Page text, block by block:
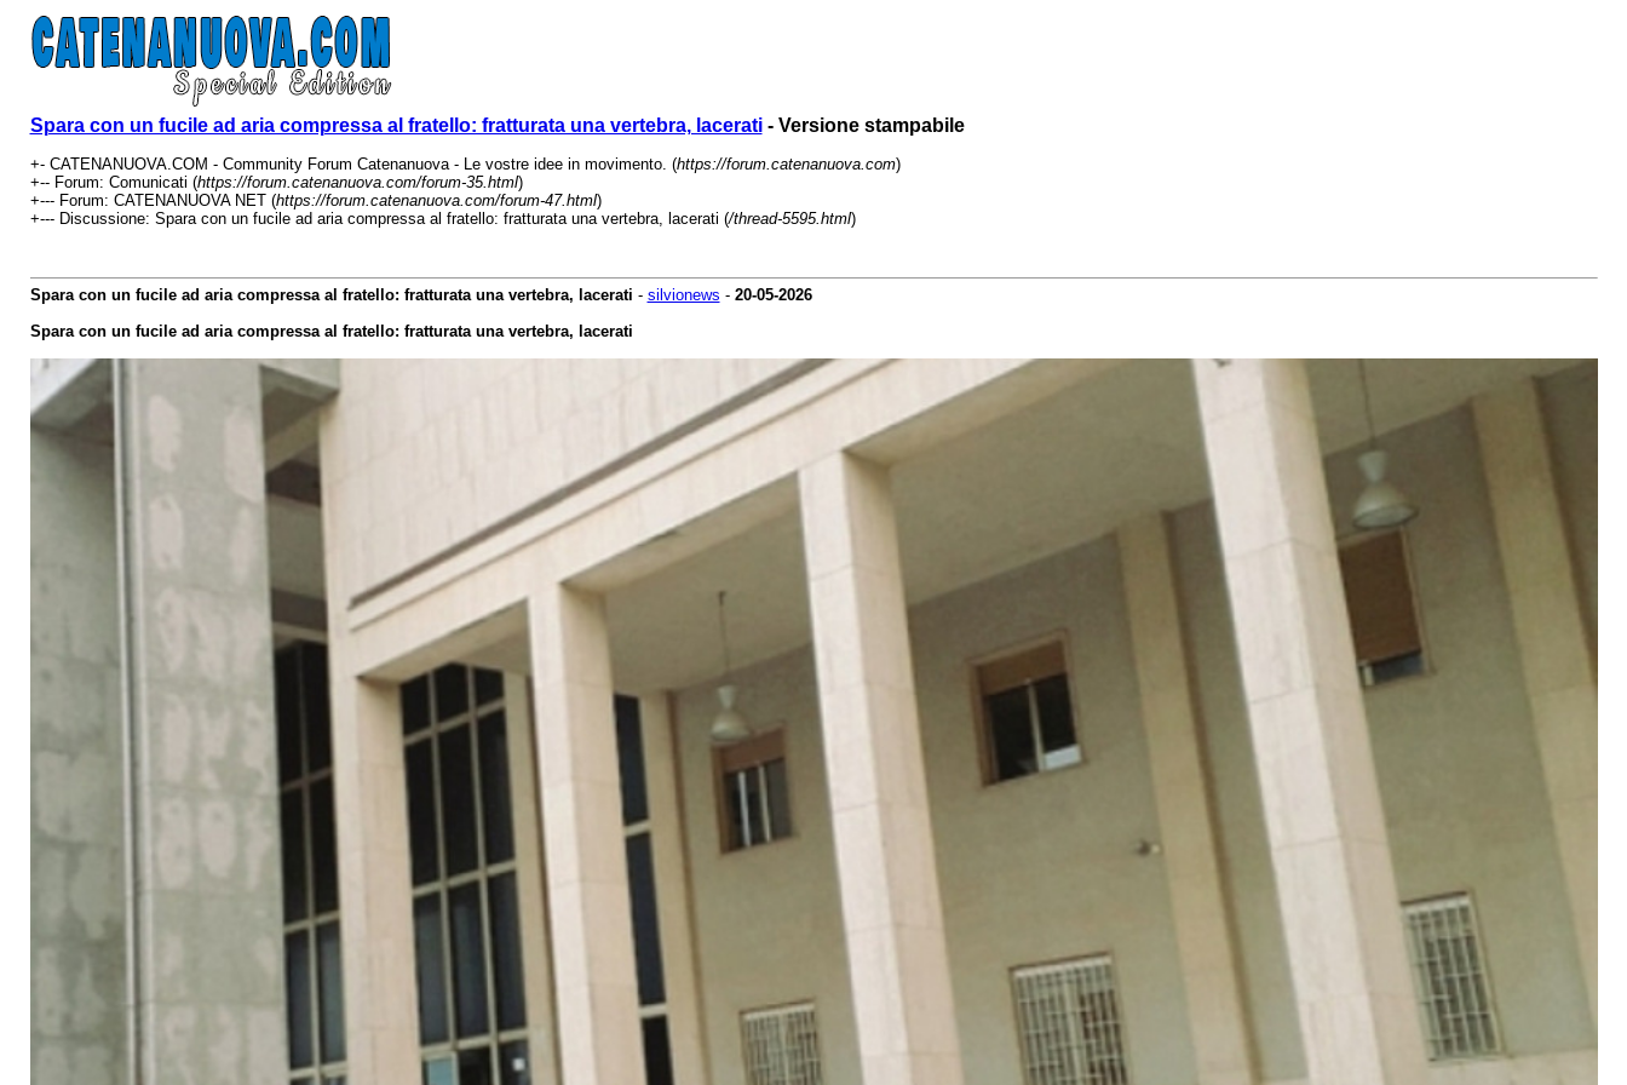
Spara con un fucile ad aria compressa al fratello: fratturata una vertebra, lacerati- Versione stampabile
+- CATENANUOVA.COM - Community Forum Catenanuova - Le vostre idee in movimento. (https://forum.catenanuova.com)
+-- Forum: Comunicati (https://forum.catenanuova.com/forum-35.html)
+--- Forum: CATENANUOVA NET (https://forum.catenanuova.com/forum-47.html)
+--- Discussione: Spara con un fucile ad aria compressa al fratello: fratturata una vertebra, lacerati (/thread-5595.html)
Spara con un fucile ad aria compressa al fratello: fratturata una vertebra, lacerati - silvionews - 20-05-2026
Spara con un fucile ad aria compressa al fratello: fratturata una vertebra, lacerati